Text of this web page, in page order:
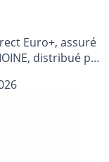
Euro+, assuré
distribué par
des